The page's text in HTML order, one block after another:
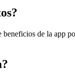
de la app